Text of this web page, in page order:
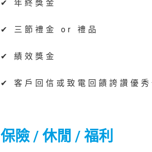
✔ 年終獎金
✔ 三節禮金 or 禮品
✔ 績效獎金
✔ 客戶回信或致電回饋誇讚優秀
保險 / 休閒 / 福利